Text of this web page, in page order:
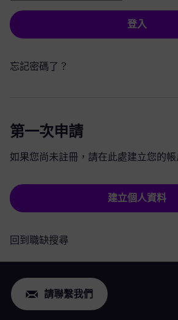
登入
忘記密碼了？
第一次申請
如果您尚未註冊，請在此處建立您的帳
建立個人資料
回到職缺搜尋
請聯繫我們